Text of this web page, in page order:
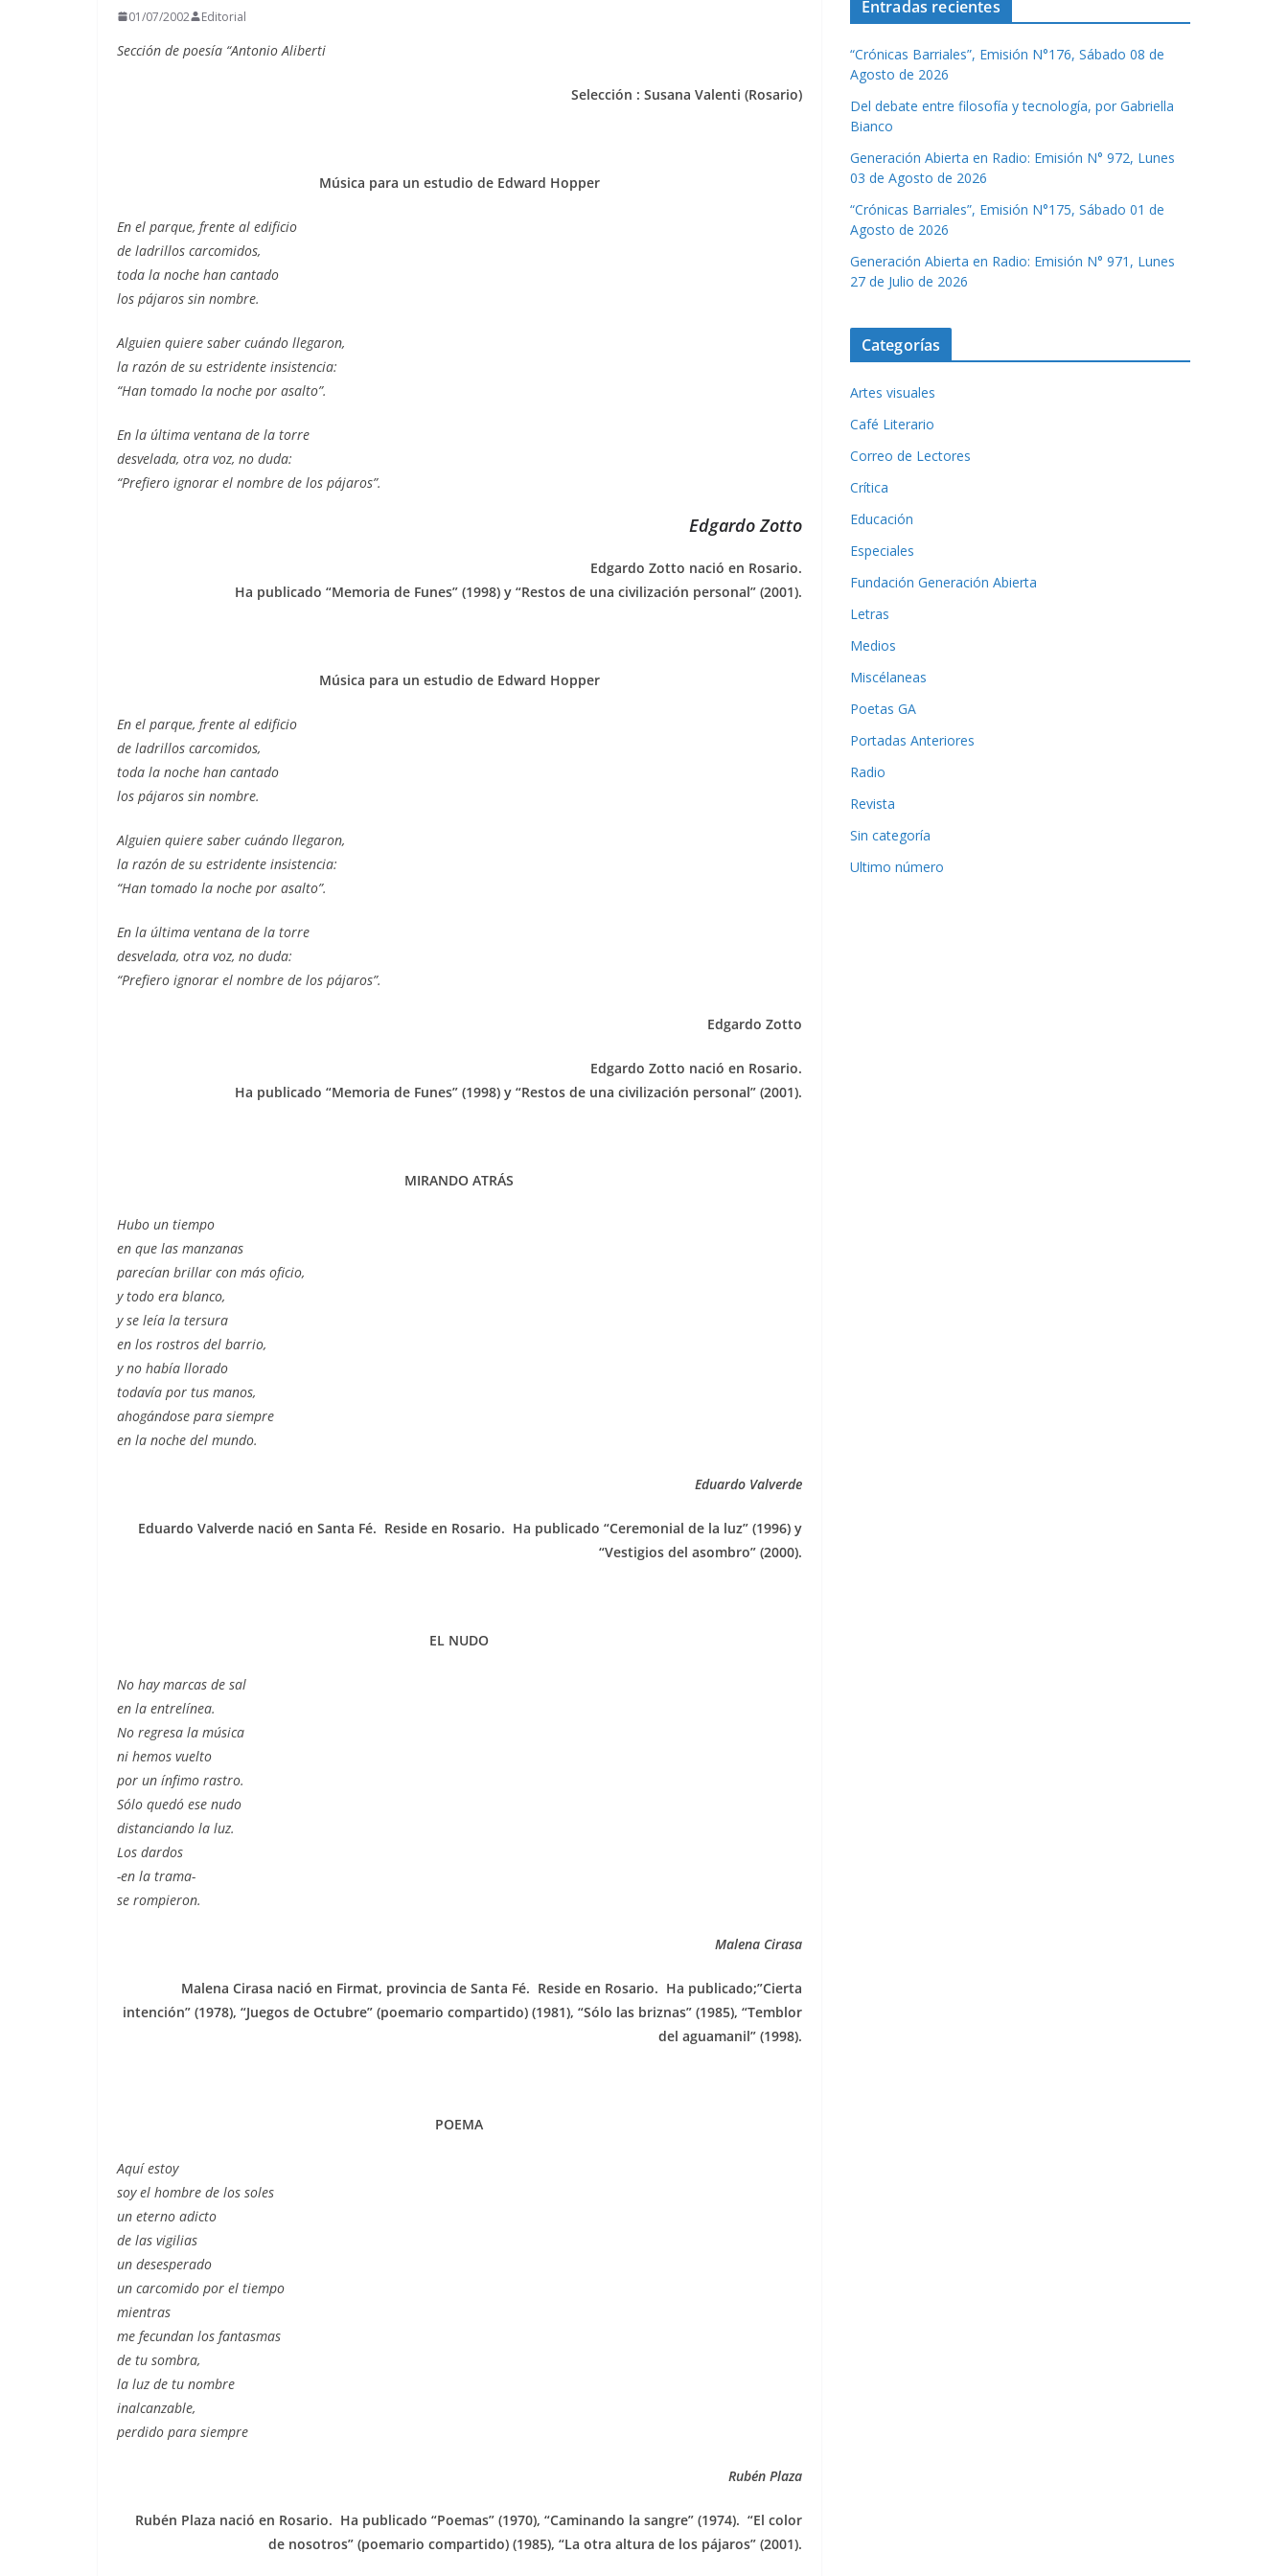
01/07/2002 Editorial
Sección de poesía “Antonio Aliberti
Selección : Susana Valenti (Rosario)
Música para un estudio de Edward Hopper
En el parque, frente al edificio
de ladrillos carcomidos,
toda la noche han cantado
los pájaros sin nombre.
Alguien quiere saber cuándo llegaron,
la razón de su estridente insistencia:
“Han tomado la noche por asalto”.
En la última ventana de la torre
desvelada, otra voz, no duda:
“Prefiero ignorar el nombre de los pájaros”.
Edgardo Zotto
Edgardo Zotto nació en Rosario.
Ha publicado “Memoria de Funes” (1998) y “Restos de una civilización personal” (2001).
Música para un estudio de Edward Hopper
En el parque, frente al edificio
de ladrillos carcomidos,
toda la noche han cantado
los pájaros sin nombre.
Alguien quiere saber cuándo llegaron,
la razón de su estridente insistencia:
“Han tomado la noche por asalto”.
En la última ventana de la torre
desvelada, otra voz, no duda:
“Prefiero ignorar el nombre de los pájaros”.
Edgardo Zotto
Edgardo Zotto nació en Rosario.
Ha publicado “Memoria de Funes” (1998) y “Restos de una civilización personal” (2001).
MIRANDO ATRÁS
Hubo un tiempo
en que las manzanas
parecían brillar con más oficio,
y todo era blanco,
y se leía la tersura
en los rostros del barrio,
y no había llorado
todavía por tus manos,
ahogándose para siempre
en la noche del mundo.
Eduardo Valverde
Eduardo Valverde nació en Santa Fé. Reside en Rosario. Ha publicado “Ceremonial de la luz” (1996) y
“Vestigios del asombro” (2000).
EL NUDO
No hay marcas de sal
en la entrelínea.
No regresa la música
ni hemos vuelto
por un ínfimo rastro.
Sólo quedó ese nudo
distanciando la luz.
Los dardos
-en la trama-
se rompieron.
Malena Cirasa
Malena Cirasa nació en Firmat, provincia de Santa Fé. Reside en Rosario. Ha publicado;”Cierta
intención” (1978), “Juegos de Octubre” (poemario compartido) (1981), “Sólo las briznas” (1985), “Temblor
del aguamanil” (1998).
POEMA
Aquí estoy
soy el hombre de los soles
un eterno adicto
de las vigilias
un desesperado
un carcomido por el tiempo
mientras
me fecundan los fantasmas
de tu sombra,
la luz de tu nombre
inalcanzable,
perdido para siempre
Rubén Plaza
Rubén Plaza nació en Rosario. Ha publicado “Poemas” (1970), “Caminando la sangre” (1974). “El color
de nosotros” (poemario compartido) (1985), “La otra altura de los pájaros” (2001).
Entradas recientes
“Crónicas Barriales”, Emisión N°176, Sábado 08 de
Agosto de 2026
Del debate entre filosofía y tecnología, por Gabriella
Bianco
Generación Abierta en Radio: Emisión N° 972, Lunes
03 de Agosto de 2026
“Crónicas Barriales”, Emisión N°175, Sábado 01 de
Agosto de 2026
Generación Abierta en Radio: Emisión N° 971, Lunes
27 de Julio de 2026
Categorías
Artes visuales
Café Literario
Correo de Lectores
Crítica
Educación
Especiales
Fundación Generación Abierta
Letras
Medios
Miscélaneas
Poetas GA
Portadas Anteriores
Radio
Revista
Sin categoría
Ultimo número